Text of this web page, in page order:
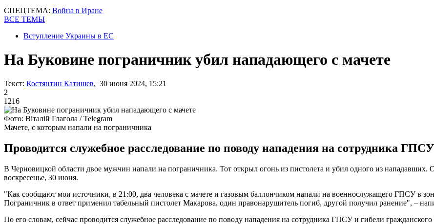
СПЕЦТЕМА: Война в Иране
ВСЕ ТЕМЫ
Вступление Украины в ЕС
На Буковине пограничник убил нападающего с мачете
Текст: Костянтин Катишев, 30 июня 2024, 15:21
2
1216
Фото: Віталій Глагола / Telegram
Мачете, с которым напали на пограничника
Проводится служебное расследование по поводу нападения на сотрудника
В Черновицкой области двое мужчин напали на пограничника. Тот открыл огонь из пистолета и убил одного из
воскресенье, 30 июня.
"Как сообщают мои источники, в 21:00, два человека с мачете и газовым баллончиком напали на военнослужащего ГПСУ в
Пограничник в ответ применил табельный пистолет Макарова, один правонарушитель погиб, другой получил ранение", –
По его словам, сейчас проводится служебное расследование по поводу нападения на сотрудника ГПСУ и гибели гражданского